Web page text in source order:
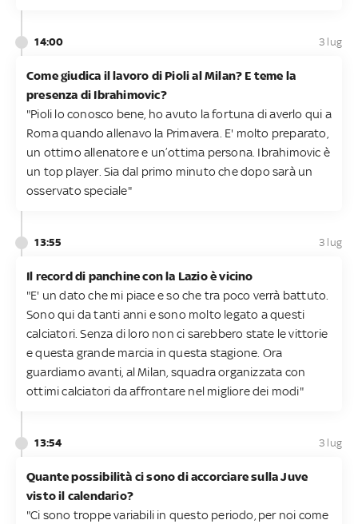
14:00 3 lug
Come giudica il lavoro di Pioli al Milan? E teme la
presenza di Ibrahimovic?
"Pioli lo conosco bene, ho avuto la fortuna di averlo qui a
Roma quando allenavo la Primavera. E' molto preparato,
un ottimo allenatore e un’ottima persona. Ibrahimovic è
un top player. Sia dal primo minuto che dopo sarà un
osservato speciale"
13:55 3 lug
Il record di panchine con la Lazio è vicino
"E' un dato che mi piace e so che tra poco verrà battuto.
Sono qui da tanti anni e sono molto legato a questi
calciatori. Senza di loro non ci sarebbero state le vittorie
e questa grande marcia in questa stagione. Ora
guardiamo avanti, al Milan, squadra organizzata con
ottimi calciatori da affrontare nel migliore dei modi"
13:54 3 lug
Quante possibilità ci sono di accorciare sulla Juve
visto il calendario?
"Ci sono troppe variabili in questo periodo, per noi come